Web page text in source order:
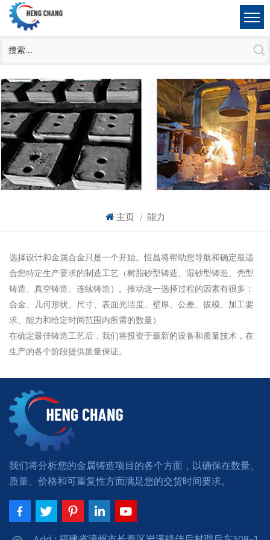
主页 | 能力
选择设计和金属合金只是一个开始。恒昌将帮助您导航和确定最适
合您特定生产要求的制造工艺（树脂砂型铸造、湿砂型铸造、壳型
铸造、真空铸造、连续铸造）。推动这一选择过程的因素有很多：
合金、几何形状、尺寸、表面光洁度、壁厚、公差、拔模、加工要
求、能力和给定时间范围内所需的数量）
在确定最佳铸造工艺后，我们将投资于最新的设备和质量技术，在
生产的各个阶段提供质量保证。
我们将分析您的金属铸造项目的各个方面，以确保在数量、
质量、价格和可重复性方面满足您的交货时间要求。